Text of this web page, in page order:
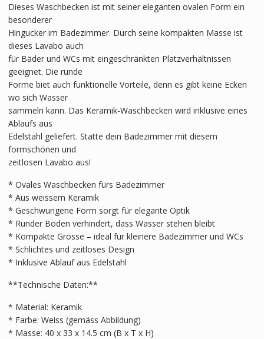
Dieses Waschbecken ist mit seiner eleganten ovalen Form ein
besonderer
Hingucker im Badezimmer. Durch seine kompakten Masse ist
dieses Lavabo auch
für Bäder und WCs mit eingeschränkten Platzverhältnissen
geeignet. Die runde
Forme biet auch funktionelle Vorteile, denn es gibt keine Ecken
wo sich Wasser
sammeln kann. Das Keramik-Waschbecken wird inklusive eines
Ablaufs aus
Edelstahl geliefert. Statte dein Badezimmer mit diesem
formschönen und
zeitlosen Lavabo aus!
* Ovales Waschbecken fürs Badezimmer
* Aus weissem Keramik
* Geschwungene Form sorgt für elegante Optik
* Runder Boden verhindert, dass Wasser stehen bleibt
* Kompakte Grösse – ideal für kleinere Badezimmer und WCs
* Schlichtes und zeitloses Design
* Inklusive Ablauf aus Edelstahl
**Technische Daten:**
* Material: Keramik
* Farbe: Weiss (gemäss Abbildung)
* Masse: 40 x 33 x 14.5 cm (B x T x H)